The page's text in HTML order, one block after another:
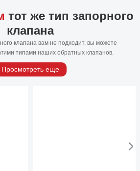
тот же тип запорного
клапана
клапана вам не подходит, вы можете
типами наших обратных клапанов.
Просмотреть еще